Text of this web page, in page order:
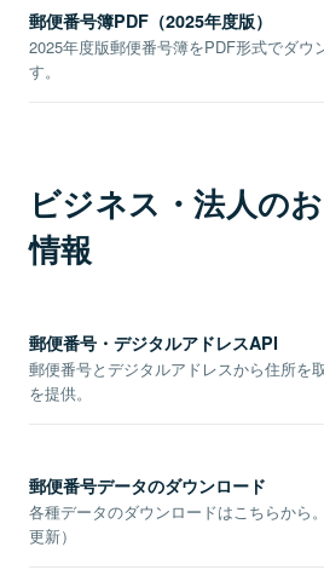
郵便番号簿PDF（2025年度版）
2025年度版郵便番号簿をPDF形式でダウ
す。
ビジネス・法人の
情報
郵便番号・デジタルアドレスAPI
郵便番号とデジタルアドレスから住所を
を提供。
郵便番号データのダウンロード
各種データのダウンロードはこちらから
更新）